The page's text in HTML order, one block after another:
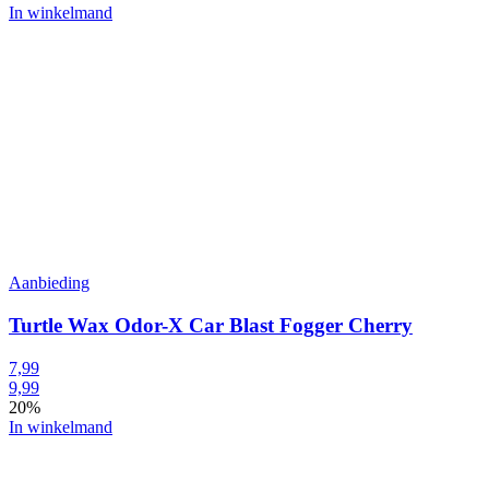
In winkelmand
Aanbieding
Turtle Wax Odor-X Car Blast Fogger Cherry
7,99
9,99
20%
In winkelmand